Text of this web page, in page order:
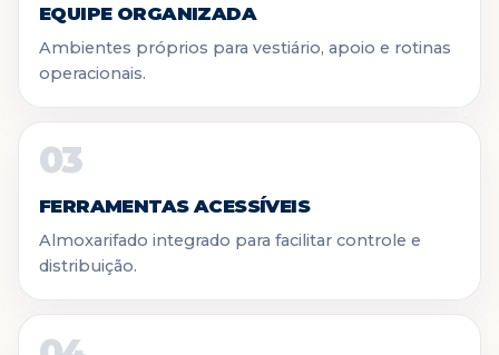
EQUIPE ORGANIZADA
Ambientes próprios para vestiário, apoio e rotinas
operacionais.
03
FERRAMENTAS ACESSÍVEIS
Almoxarifado integrado para facilitar controle e
distribuição.